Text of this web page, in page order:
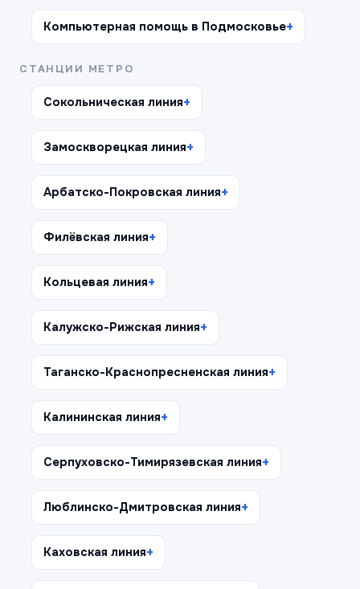
Компьютерная помощь в Подмосковье
СТАНЦИИ МЕТРО
Сокольническая линия
Замоскворецкая линия
Арбатско-Покровская линия
Филёвская линия
Кольцевая линия
Калужско-Рижская линия
Таганско-Краснопресненская линия
Калининская линия
Серпуховско-Тимирязевская линия
Люблинско-Дмитровская линия
Каховская линия